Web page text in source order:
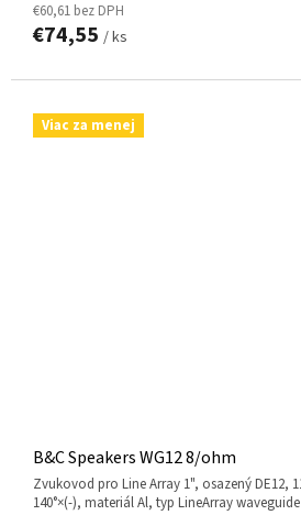
€60,61 bez DPH
€74,55 / ks
Viac za menej
B&C Speakers WG12 8/ohm
zvukovod pro Line Array 1", osazený DE12, 111×87×112 mm, vyzař.úhel
140°×(-), materiál Al, typ LineArray waveguide